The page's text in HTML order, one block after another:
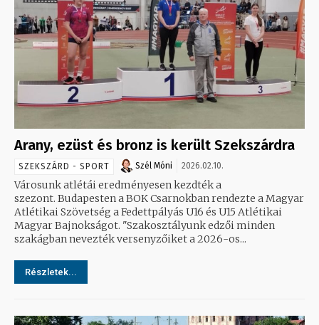
Arany, ezüst és bronz is került Szekszárdra
SZEKSZÁRD - SPORT Szél Móni 2026.02.10.
Városunk atlétái eredményesen kezdték a
szezont. Budapesten a BOK Csarnokban rendezte a Magyar
Atlétikai Szövetség a Fedettpályás U16 és U15 Atlétikai
Magyar Bajnokságot. "Szakosztályunk edzői minden
szakágban nevezték versenyzőiket a 2026-os...
Részletek...